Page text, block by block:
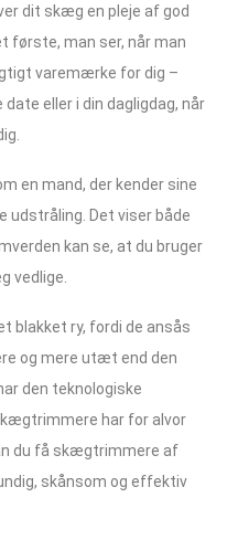
dit skæg en pleje af god
første, man ser, når man
varemærke for dig –
eller i din dagligdag, når
en mand, der kender sine
udstråling. Det viser både
kan se, at du bruger
vedlige.
blakket ry, fordi de ansås
og mere utæt end den
den teknologiske
har for alvor
du få skægtrimmere af
skånsom og effektiv